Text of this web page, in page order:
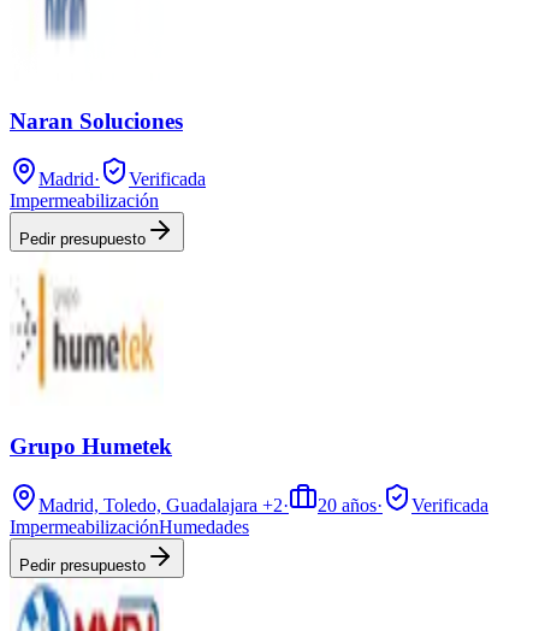
Naran Soluciones
Madrid·
Verificada
Impermeabilización
Pedir presupuesto
Grupo Humetek
Madrid, Toledo, Guadalajara +2· 20 años·
Verificada
ImpermeabilizaciónHumedades
Pedir presupuesto